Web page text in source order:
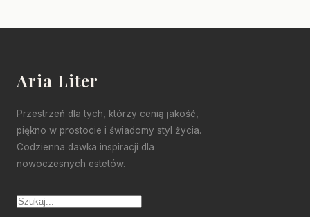
Aria Liter
Przestrzeń dla tych, którzy cenią jakość,
piękno w prostocie i świadomy styl życia.
Codzienna dawka inspiracji dla
nowoczesnych estetów.